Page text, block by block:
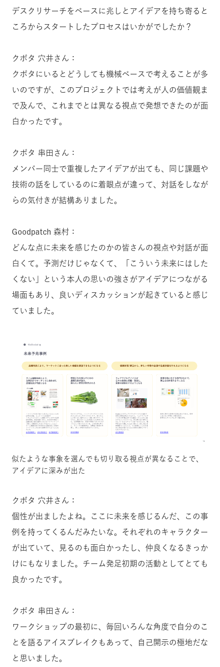
デスクリサーチをベースに兆しとアイデアを持ち寄ると
ころからスタートしたプロセスはいかがでしたか？
クボタ 穴井さん：
クボタにいるとどうしても機械ベースで考えることが多
いのですが、このプロジェクトでは考えが人の価値観ま
で及んで、これまでとは異なる視点で発想できたのが面
白かったです。
クボタ 串田さん：
メンバー同士で重複したアイデアが出ても、同じ課題や
技術の話をしているのに着眼点が違って、対話をしなが
らの気付きが結構ありました。
Goodpatch 森村：
どんな点に未来を感じたのかの皆さんの視点や対話が面
白くて。予測だけじゃなくて、「こういう未来にはした
くない」という本人の思いの強さがアイデアにつながる
場面もあり、良いディスカッションが起きていると感じ
ていました。
似たような事象を選んでも切り取る視点が異なることで、
アイデアに深みが出た
クボタ 穴井さん：
個性が出ましたよね。ここに未来を感じるんだ、この事
例を持ってくるんだみたいな。それぞれのキャラクター
が出ていて、見るのも面白かったし、仲良くなるきっか
けにもなりました。チーム発足初期の活動としてとても
良かったです。
クボタ 串田さん：
ワークショップの最初に、毎回いろんな角度で自分のこ
とを語るアイスブレイクもあって、自己開示の極地だな
と思いました。